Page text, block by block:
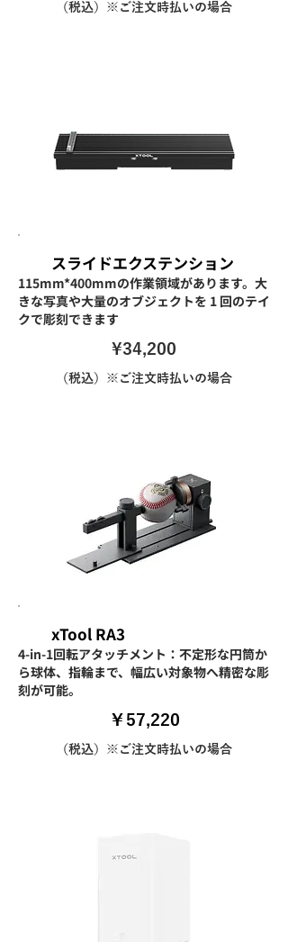
（税込）※ご注文時払いの場合
スライドエクステンション
115mm*400mmの作業領域があります。大
きな写真や大量のオブジェクトを 1 回のテイ
クで彫刻できます
\34,200
（税込）※ご注文時払いの場合
xTool RA3
4-in-1回転アタッチメント：不定形な円筒か
ら球体、指輪まで、幅広い対象物へ精密な彫
刻が可能。
​￥57,220
（税込）※ご注文時払いの場合